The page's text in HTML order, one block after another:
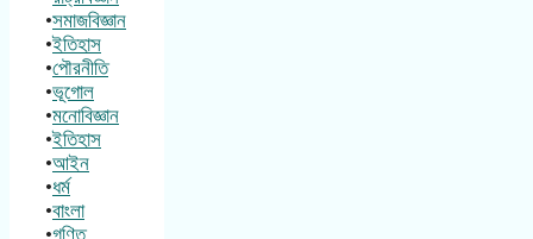
•সমাজবিজ্ঞান
•ইতিহাস
•পৌরনীতি
•ভূগোল
•মনোবিজ্ঞান
•ইতিহাস
•আইন
•ধর্ম
•বাংলা